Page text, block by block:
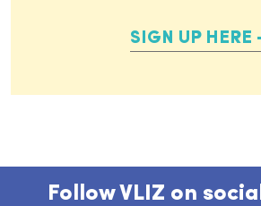
SIGN UP HERE
Follow VLIZ on